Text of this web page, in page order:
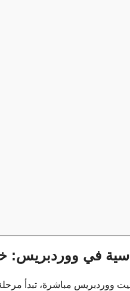
في ووردبريس:
ووردبريس مباشرة، تبدأ